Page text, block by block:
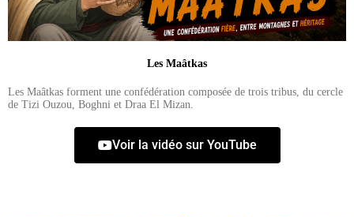
Les Maâtkas
Les Maâtkas forment une confédération composée de trois tribus, du cercle
de Tizi Ouzou, Boghni et Draa El Mizan.
Voir la vidéo sur YouTube